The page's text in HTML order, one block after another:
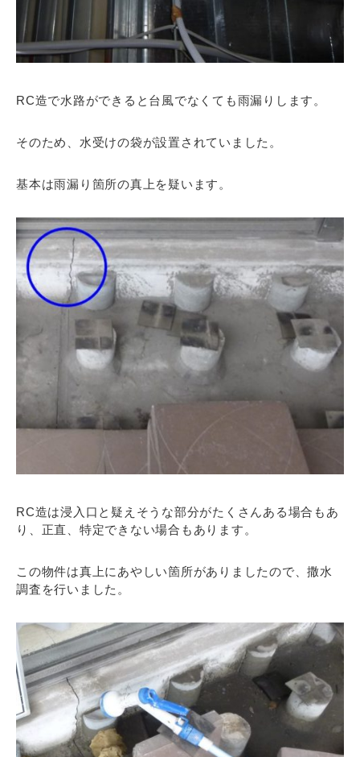
RC造で水路ができると台風でなくても雨漏りします。
そのため、水受けの袋が設置されていました。
基本は雨漏り箇所の真上を疑います。
RC造は浸入口と疑えそうな部分がたくさんある場合もあ
り、正直、特定できない場合もあります。
この物件は真上にあやしい箇所がありましたので、撒水
調査を行いました。